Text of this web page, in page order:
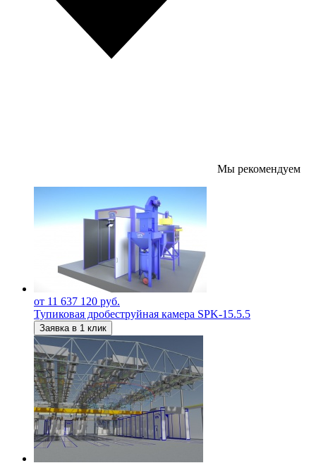
Мы рекомендуем
от 11 637 120 руб.
Тупиковая дробеструйная камера SPK-15.5.5
Заявка в 1 клик